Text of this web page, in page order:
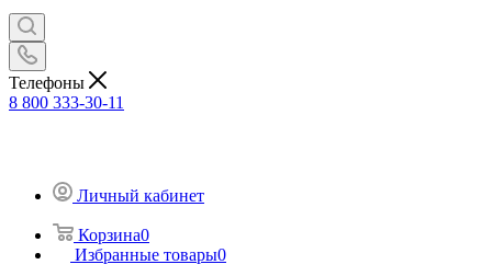
Телефоны
8 800 333-30-11
Личный кабинет
Корзина0
Избранные товары0